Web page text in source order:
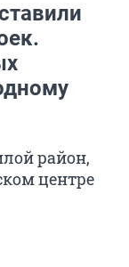
район,
центре